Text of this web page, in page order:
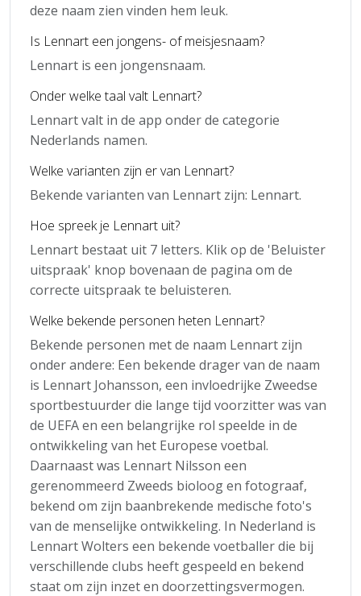
deze naam zien vinden hem leuk.
Is Lennart een jongens- of meisjesnaam?
Lennart is een jongensnaam.
Onder welke taal valt Lennart?
Lennart valt in de app onder de categorie
Nederlands namen.
Welke varianten zijn er van Lennart?
Bekende varianten van Lennart zijn: Lennart.
Hoe spreek je Lennart uit?
Lennart bestaat uit 7 letters. Klik op de 'Beluister
uitspraak' knop bovenaan de pagina om de
correcte uitspraak te beluisteren.
Welke bekende personen heten Lennart?
Bekende personen met de naam Lennart zijn
onder andere: Een bekende drager van de naam
is Lennart Johansson, een invloedrijke Zweedse
sportbestuurder die lange tijd voorzitter was van
de UEFA en een belangrijke rol speelde in de
ontwikkeling van het Europese voetbal.
Daarnaast was Lennart Nilsson een
gerenommeerd Zweeds bioloog en fotograaf,
bekend om zijn baanbrekende medische foto's
van de menselijke ontwikkeling. In Nederland is
Lennart Wolters een bekende voetballer die bij
verschillende clubs heeft gespeeld en bekend
staat om zijn inzet en doorzettingsvermogen.